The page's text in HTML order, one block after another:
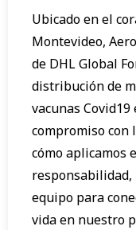
Ubicado en el
Montevideo,
de DHL Global
distribución de
vacunas
compromiso con
cómo aplicamos
equipo para
vida en nuestro